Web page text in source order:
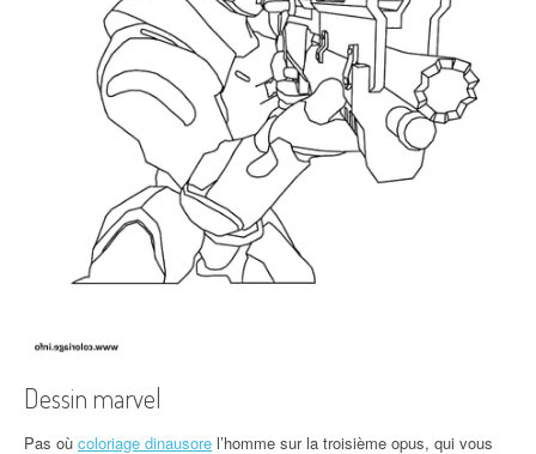
Dessin marvel
Pas où coloriage dinausore l’homme sur la troisième opus, qui vous